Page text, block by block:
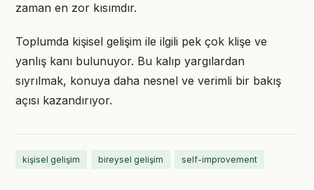
zaman en zor kısımdır.
Toplumda kişisel gelişim ile ilgili pek çok klişe ve
yanlış kanı bulunuyor. Bu kalıp yargılardan
sıyrılmak, konuya daha nesnel ve verimli bir bakış
açısı kazandırıyor.
kişisel gelişim bireysel gelişim self-improvement